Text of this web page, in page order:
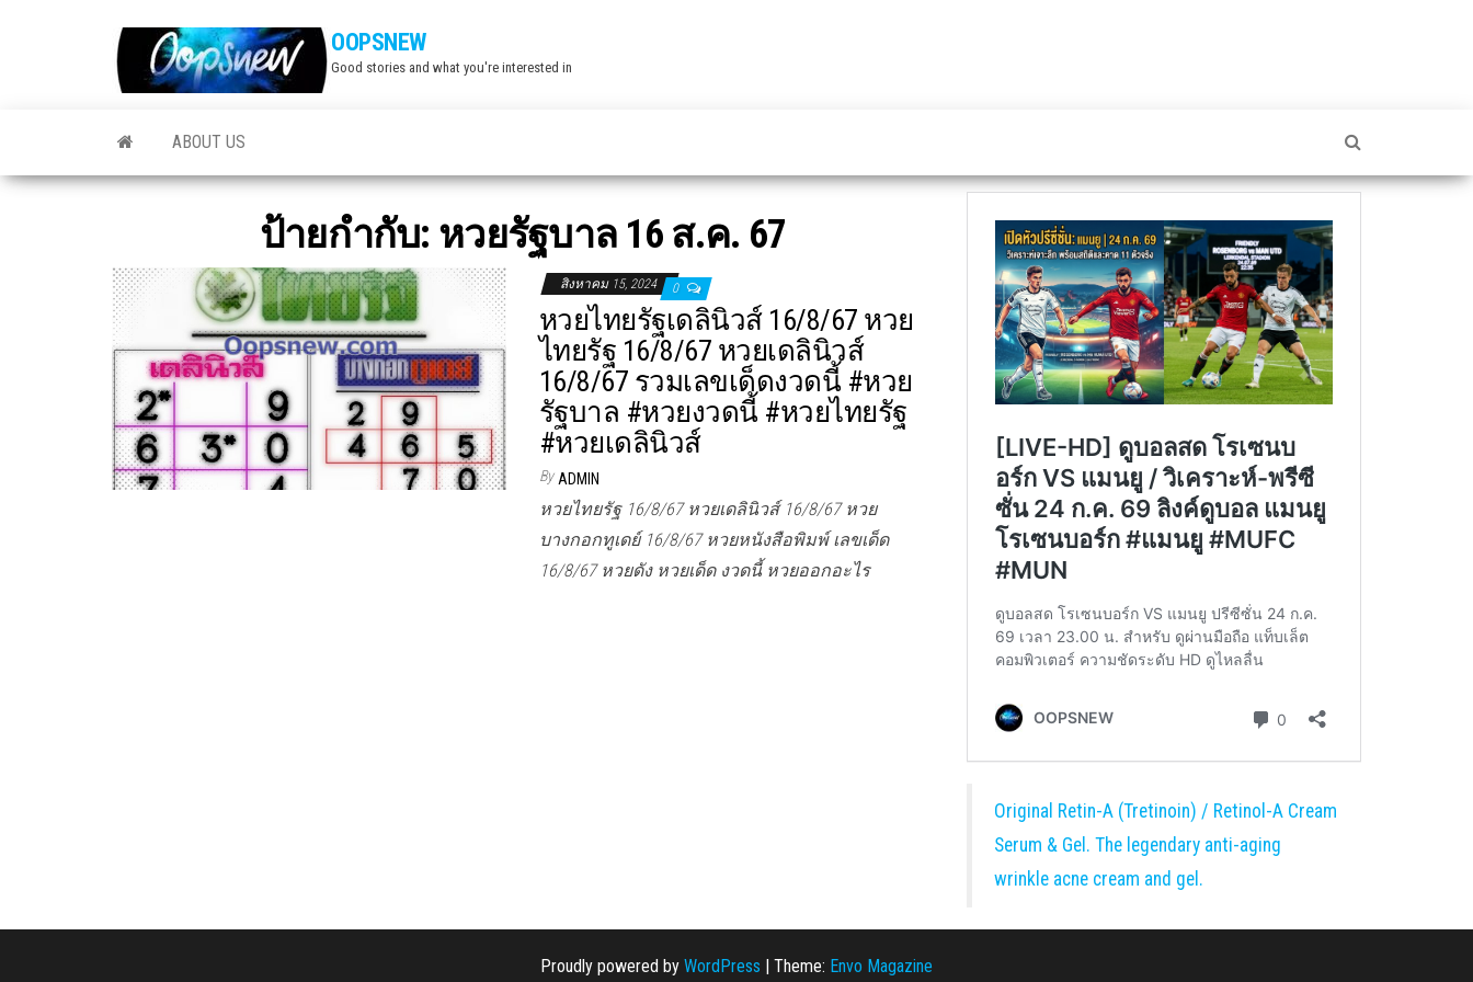
OOPSNEW
Good stories and what you're interested in
ABOUT US
ป้ายกำกับ: หวยรัฐบาล 16 ส.ค. 67
สิงหาคม 15, 2024 0
หวยไทยรัฐเดลินิวส์ 16/8/67 หวย
ไทยรัฐ 16/8/67 หวยเดลินิวส์
16/8/67 รวมเลขเด็ดงวดนี้ #หวย
รัฐบาล #หวยงวดนี้ #หวยไทยรัฐ
#หวยเดลินิวส์
By ADMIN
หวยไทยรัฐ 16/8/67 หวยเดลินิวส์ 16/8/67 หวย
บางกอกทูเดย์ 16/8/67 หวยหนังสือพิมพ์ เลขเด็ด
16/8/67 หวยดัง หวยเด็ด งวดนี้ หวยออกอะไร
Original Retin-A (Tretinoin) / Retinol-A Cream
Serum & Gel. The legendary anti-aging
wrinkle acne cream and gel.
Proudly powered by WordPress | Theme: Envo Magazine